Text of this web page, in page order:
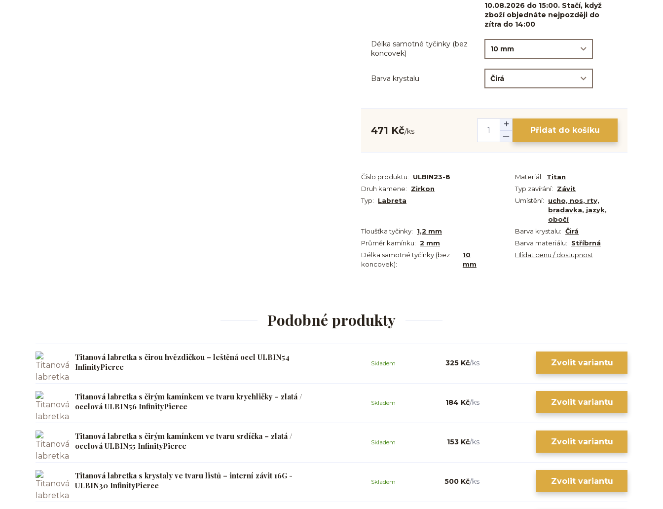
10.08.2026 do 15:00. Stačí, když
zboží objednáte nejpozději do
zítra do 14:00
Délka samotné tyčinky (bez
koncovek)
Barva krystalu
471 Kč/ks Přidat do košíku
Číslo produktu: ULBIN23-8 Materiál:
Titan
Druh kamene:
Zirkon Typ zavírání:
Závit
Typ:
Labreta Umístění:
ucho, nos, rty,
bradavka, jazyk,
obočí
Tloušťka tyčinky:
1,2 mm Barva krystalu: Čirá
Průměr kamínku: 2 mm Barva materiálu:
Stříbrná
Délka samotné tyčinky (bez
koncovek):
10
mm
Hlídat cenu / dostupnost
Podobné produkty
Titanová labretka s čirou hvězdičkou – leštěná ocel ULBIN54
InfinityPierce
325 Kč/ks
Skladem Zvolit variantu
Titanová labretka s čirým kamínkem ve tvaru krychličky – zlatá /
ocelová ULBIN56 InfinityPierce
184 Kč/ks
Skladem Zvolit variantu
Titanová labretka s čirým kamínkem ve tvaru srdíčka – zlatá /
ocelová ULBIN55 InfinityPierce
153 Kč/ks
Skladem Zvolit variantu
Titanová labretka s krystaly ve tvaru listů – interní závit 16G -
ULBIN30 InfinityPierce
500 Kč/ks
Skladem Zvolit variantu